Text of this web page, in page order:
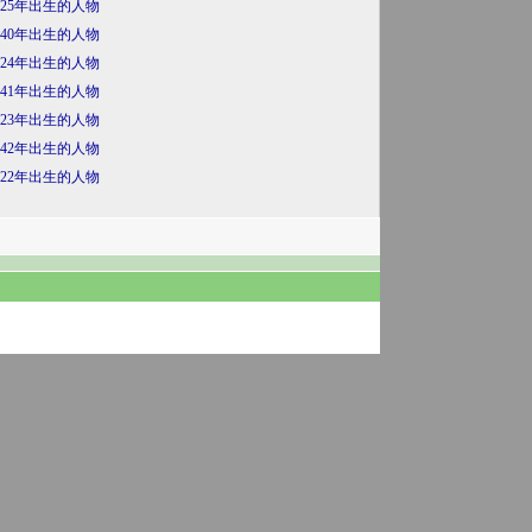
年出生的人物
年出生的人物
年出生的人物
年出生的人物
年出生的人物
年出生的人物
年出生的人物